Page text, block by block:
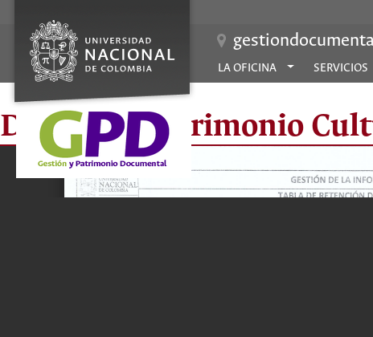
LA OFICINA SERVICIOS
Dirección Patrimonio